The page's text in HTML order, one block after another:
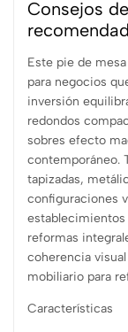
Consejos
Este pie de
para negocios
inversión
redondos
sobres efecto
contemporáneo.
tapizadas,
configuraciones
establecimientos
reformas
coherencia
mobiliario para
Características